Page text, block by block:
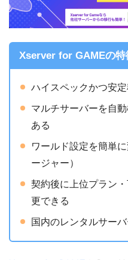
Xserver for GAMEの特
ハイスペックかつ安
マルチサーバーを自
ある
ワールド設定を簡単
ージャー）
契約後に上位プラン
更できる
国内のレンタルサー